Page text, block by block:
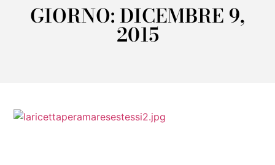
GIORNO: DICEMBRE 9,
2015